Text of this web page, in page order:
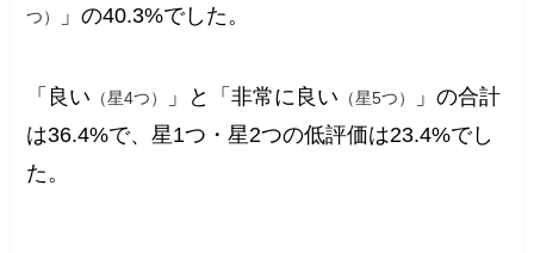
つ）
」の40.3%でした。
「良い （星4つ） 」と「非常に良い （星5つ）
」の合計
は36.4%で、星1つ・星2つの低評価は23.4%でし
た。